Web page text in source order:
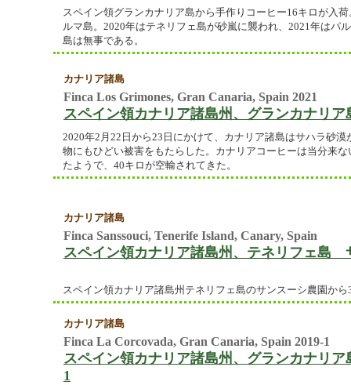
スペイン領グランカナリア島から手作りコーヒー16キロが入
ルマ島。2020年はテネリフェ島が砂嵐に襲われ、2021年はパ
島は無事である。
カナリア諸島
Finca Los Grimones, Gran Canaria, Spain 2021
スペイン領カナリア諸島州、グランカナリ
2020年2月22日から23日にかけて、カナリア諸島はサハラ砂
物にもひどい被害をもたらした。カナリアコーヒーは当分来
たようで、40キロが空輸されてきた。
カナリア諸島
Finca Sanssouci, Tenerife Island, Canary, Spain
スペイン領カナリア諸島州、テネリフェ島
スペイン領カナリア諸島州テネリフェ島のサンスーシ農園か
カナリア諸島
Finca La Corcovada, Gran Canaria, Spain 2019-1
スペイン領カナリア諸島州、グランカナリア
1